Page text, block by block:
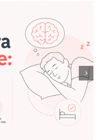
tendones: lo que
ya no sostiene